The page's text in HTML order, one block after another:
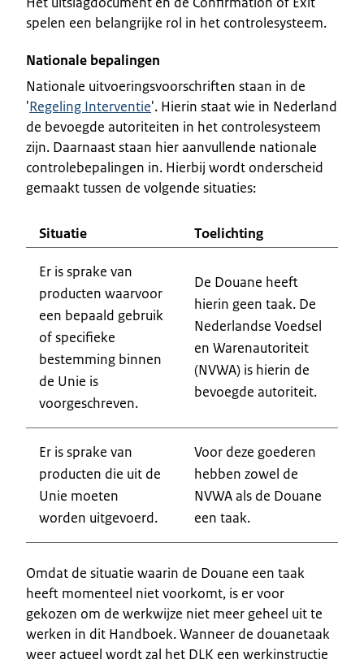
spelen een belangrijke rol in het controlesysteem.
Nationale bepalingen
Nationale uitvoeringsvoorschriften staan in de
'Regeling Interventie'. Hierin staat wie in Nederland
de bevoegde autoriteiten in het controlesysteem
zijn. Daarnaast staan hier aanvullende nationale
controlebepalingen in. Hierbij wordt onderscheid
gemaakt tussen de volgende situaties:
Situatie Toelichting
Er is sprake van
producten waarvoor
een bepaald gebruik
of specifieke
bestemming binnen
de Unie is
voorgeschreven.
De Douane heeft
hierin geen taak. De
Nederlandse Voedsel
en Warenautoriteit
(NVWA) is hierin de
bevoegde autoriteit.
Er is sprake van
producten die uit de
Unie moeten
worden uitgevoerd.
Voor deze goederen
hebben zowel de
NVWA als de Douane
een taak.
Omdat de situatie waarin de Douane een taak
heeft momenteel niet voorkomt, is er voor
gekozen om de werkwijze niet meer geheel uit te
werken in dit Handboek. Wanneer de douanetaak
weer actueel wordt zal het DLK een werkinstructie